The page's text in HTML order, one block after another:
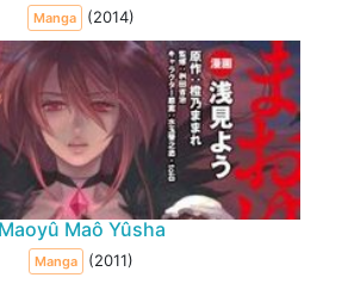
Manga (2014)
Maoyû Maô Yûsha
Manga (2011)